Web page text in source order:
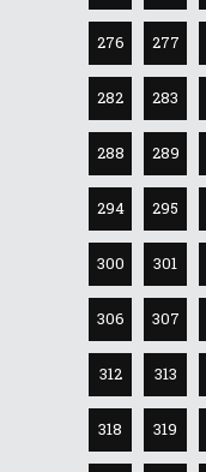
276 277
282 283
288 289
294 295
300 301
306 307
312 313
318 319